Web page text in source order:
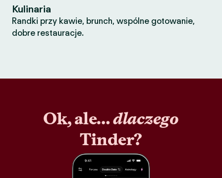
Kulinaria
Randki przy kawie, brunch, wspólne gotowanie,
dobre restauracje.
Ok, ale…dlaczego
Tinder?